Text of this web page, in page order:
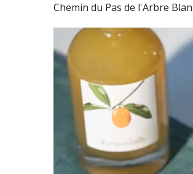
Chemin du Pas de l'Arbre